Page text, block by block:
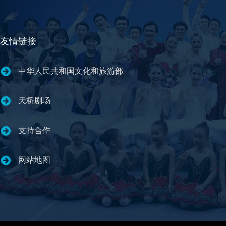
友情链接
中华人民共和国文化和旅游部
天桥剧场
支持合作
网站地图